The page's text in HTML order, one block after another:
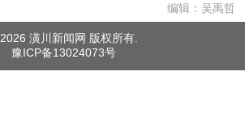
编辑：吴禹哲
2026 潢川新闻网 版权所有.
豫ICP备13024073号